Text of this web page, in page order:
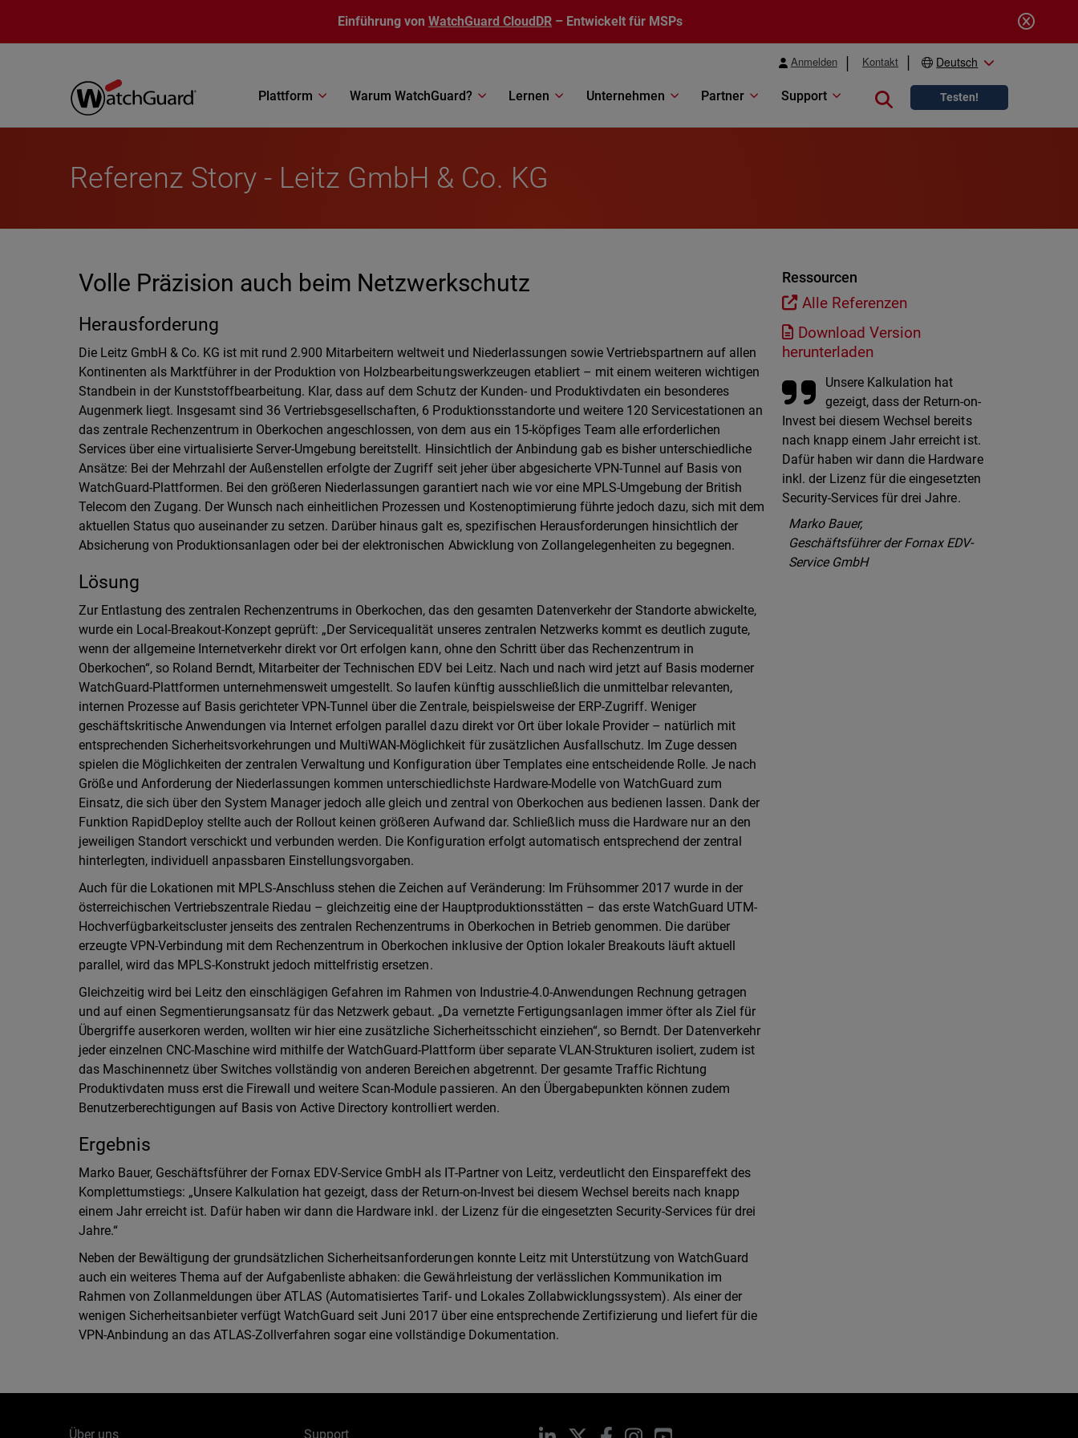
Einführung von WatchGuard CloudDR – Entwickelt für MSPs
Anmelden Kontakt Deutsch
Plattform Warum WatchGuard? Lernen Unternehmen Partner Support Close search
Testen!
Referenz Story - Leitz GmbH & Co. KG
Volle Präzision auch beim Netzwerkschutz
Herausforderung
Die Leitz GmbH & Co. KG ist mit rund 2.900 Mitarbeitern weltweit und Niederlassungen sowie Vertriebspartnern auf allen
Kontinenten als Marktführer in der Produktion von Holzbearbeitungswerkzeugen etabliert – mit einem weiteren wichtigen
Standbein in der Kunststoffbearbeitung. Klar, dass auf dem Schutz der Kunden- und Produktivdaten ein besonderes
Augenmerk liegt. Insgesamt sind 36 Vertriebsgesellschaften, 6 Produktionsstandorte und weitere 120 Servicestationen an
das zentrale Rechenzentrum in Oberkochen angeschlossen, von dem aus ein 15-köpfiges Team alle erforderlichen
Services über eine virtualisierte Server-Umgebung bereitstellt. Hinsichtlich der Anbindung gab es bisher unterschiedliche
Ansätze: Bei der Mehrzahl der Außenstellen erfolgte der Zugriff seit jeher über abgesicherte VPN-Tunnel auf Basis von
WatchGuard-Plattformen. Bei den größeren Niederlassungen garantiert nach wie vor eine MPLS-Umgebung der British
Telecom den Zugang. Der Wunsch nach einheitlichen Prozessen und Kostenoptimierung führte jedoch dazu, sich mit dem
aktuellen Status quo auseinander zu setzen. Darüber hinaus galt es, spezifischen Herausforderungen hinsichtlich der
Absicherung von Produktionsanlagen oder bei der elektronischen Abwicklung von Zollangelegenheiten zu begegnen.
Lösung
Zur Entlastung des zentralen Rechenzentrums in Oberkochen, das den gesamten Datenverkehr der Standorte abwickelte,
wurde ein Local-Breakout-Konzept geprüft: „Der Servicequalität unseres zentralen Netzwerks kommt es deutlich zugute,
wenn der allgemeine Internetverkehr direkt vor Ort erfolgen kann, ohne den Schritt über das Rechenzentrum in
Oberkochen“, so Roland Berndt, Mitarbeiter der Technischen EDV bei Leitz. Nach und nach wird jetzt auf Basis moderner
WatchGuard-Plattformen unternehmensweit umgestellt. So laufen künftig ausschließlich die unmittelbar relevanten,
internen Prozesse auf Basis gerichteter VPN-Tunnel über die Zentrale, beispielsweise der ERP-Zugriff. Weniger
geschäftskritische Anwendungen via Internet erfolgen parallel dazu direkt vor Ort über lokale Provider – natürlich mit
entsprechenden Sicherheitsvorkehrungen und MultiWAN-Möglichkeit für zusätzlichen Ausfallschutz. Im Zuge dessen
spielen die Möglichkeiten der zentralen Verwaltung und Konfiguration über Templates eine entscheidende Rolle. Je nach
Größe und Anforderung der Niederlassungen kommen unterschiedlichste Hardware-Modelle von WatchGuard zum
Einsatz, die sich über den System Manager jedoch alle gleich und zentral von Oberkochen aus bedienen lassen. Dank der
Funktion RapidDeploy stellte auch der Rollout keinen größeren Aufwand dar. Schließlich muss die Hardware nur an den
jeweiligen Standort verschickt und verbunden werden. Die Konfiguration erfolgt automatisch entsprechend der zentral
hinterlegten, individuell anpassbaren Einstellungsvorgaben.
Auch für die Lokationen mit MPLS-Anschluss stehen die Zeichen auf Veränderung: Im Frühsommer 2017 wurde in der
österreichischen Vertriebszentrale Riedau – gleichzeitig eine der Hauptproduktionsstätten – das erste WatchGuard UTM-
Hochverfügbarkeitscluster jenseits des zentralen Rechenzentrums in Oberkochen in Betrieb genommen. Die darüber
erzeugte VPN-Verbindung mit dem Rechenzentrum in Oberkochen inklusive der Option lokaler Breakouts läuft aktuell
parallel, wird das MPLS-Konstrukt jedoch mittelfristig ersetzen.
Gleichzeitig wird bei Leitz den einschlägigen Gefahren im Rahmen von Industrie-4.0-Anwendungen Rechnung getragen
und auf einen Segmentierungsansatz für das Netzwerk gebaut. „Da vernetzte Fertigungsanlagen immer öfter als Ziel für
Übergriffe auserkoren werden, wollten wir hier eine zusätzliche Sicherheitsschicht einziehen“, so Berndt. Der Datenverkehr
jeder einzelnen CNC-Maschine wird mithilfe der WatchGuard-Plattform über separate VLAN-Strukturen isoliert, zudem ist
das Maschinennetz über Switches vollständig von anderen Bereichen abgetrennt. Der gesamte Traffic Richtung
Produktivdaten muss erst die Firewall und weitere Scan-Module passieren. An den Übergabepunkten können zudem
Benutzerberechtigungen auf Basis von Active Directory kontrolliert werden.
Ergebnis
Marko Bauer, Geschäftsführer der Fornax EDV-Service GmbH als IT-Partner von Leitz, verdeutlicht den Einspareffekt des
Komplettumstiegs: „Unsere Kalkulation hat gezeigt, dass der Return-on-Invest bei diesem Wechsel bereits nach knapp
einem Jahr erreicht ist. Dafür haben wir dann die Hardware inkl. der Lizenz für die eingesetzten Security-Services für drei
Jahre.“
Neben der Bewältigung der grundsätzlichen Sicherheitsanforderungen konnte Leitz mit Unterstützung von WatchGuard
auch ein weiteres Thema auf der Aufgabenliste abhaken: die Gewährleistung der verlässlichen Kommunikation im
Rahmen von Zollanmeldungen über ATLAS (Automatisiertes Tarif- und Lokales Zollabwicklungssystem). Als einer der
wenigen Sicherheitsanbieter verfügt WatchGuard seit Juni 2017 über eine entsprechende Zertifizierung und liefert für die
VPN-Anbindung an das ATLAS-Zollverfahren sogar eine vollständige Dokumentation.
Ressourcen
Alle Referenzen
Download Version
herunterladen
Unsere Kalkulation hat
gezeigt, dass der Return-on-
Invest bei diesem Wechsel bereits
nach knapp einem Jahr erreicht ist.
Dafür haben wir dann die Hardware
inkl. der Lizenz für die eingesetzten
Security-Services für drei Jahre.
Marko Bauer,
Geschäftsführer der Fornax EDV-
Service GmbH
Über uns Support